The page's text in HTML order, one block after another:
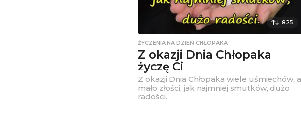
825
ŻYCZENIA NA DZIEŃ CHŁOPAKA
Z okazji Dnia Chłopaka
życzę Ci
Z okazji Dnia Chłopaka wiele uśmiechów, a
mało złości, jak najmniej smutków, dużo
radości.